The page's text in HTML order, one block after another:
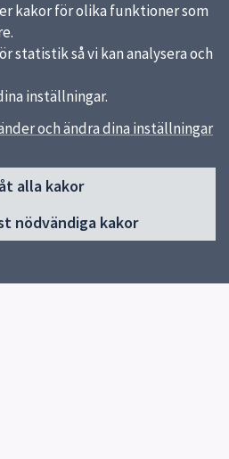
kakor för olika funktioner som
statistik så vi kan analysera och
inställningar.
och ändra dina inställningar
alla kakor
nödvändiga kakor
och fastigheter AB